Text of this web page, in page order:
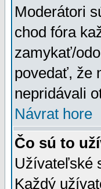
Moderátori
chod fóra
zamykať/
povedať, že
nepridávali
Návrat hore
Čo sú to
Užívateľské
Každý